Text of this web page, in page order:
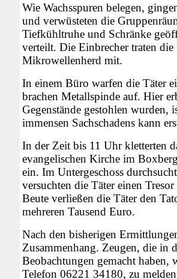
Wie Wachsspuren belegen,
und verwüsteten die
Tiefkühltruhe und Schränke
verteilt. Die Einbrecher traten
Mikrowellenherd mit.
In einem Büro warfen die Täter
brachen Metallspinde auf. Hier
Gegenstände gestohlen wurden,
immensen Sachschadens kann
In der Zeit bis 11 Uhr kletterten
evangelischen Kirche im
ein. Im Untergeschoss
versuchten die Täter einen
Beute verließen die Täter den
mehreren Tausend Euro.
Nach den bisherigen
Zusammenhang. Zeugen, die in
Beobachtungen gemacht haben,
Telefon 06221 34180, zu melden